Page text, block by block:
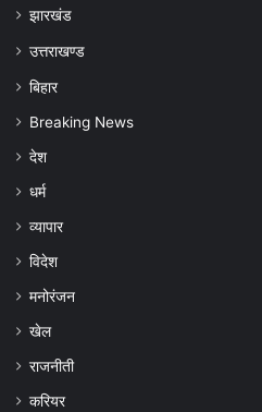
झारखंड
उत्तराखण्ड
बिहार
Breaking News
देश
धर्म
व्यापार
विदेश
मनोरंजन
खेल
राजनीती
करियर